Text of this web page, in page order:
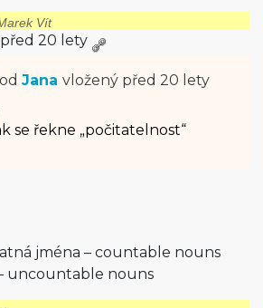
Vít
20 lety
Jana vložený před 20 lety
se řekne „počitatelnost“
jména – countable nouns
uncountable nouns